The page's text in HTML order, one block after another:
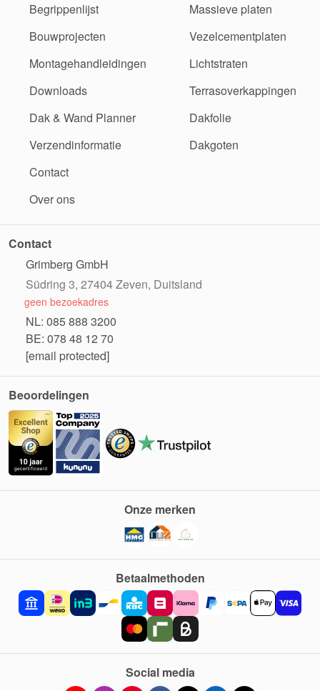
Begrippenlijst
Bouwprojecten
Montagehandleidingen
Downloads
Dak & Wand Planner
Verzendinformatie
Contact
Over ons
Massieve platen
Vezelcementplaten
Lichtstraten
Terrasoverkappingen
Dakfolie
Dakgoten
Contact
Grimberg GmbH
Südring 3, 27404 Zeven, Duitsland
geen bezoekadres
NL: 085 888 3200
BE: 078 48 12 70
[email protected]
Beoordelingen
Betaalmethoden
Onze merken
Social media